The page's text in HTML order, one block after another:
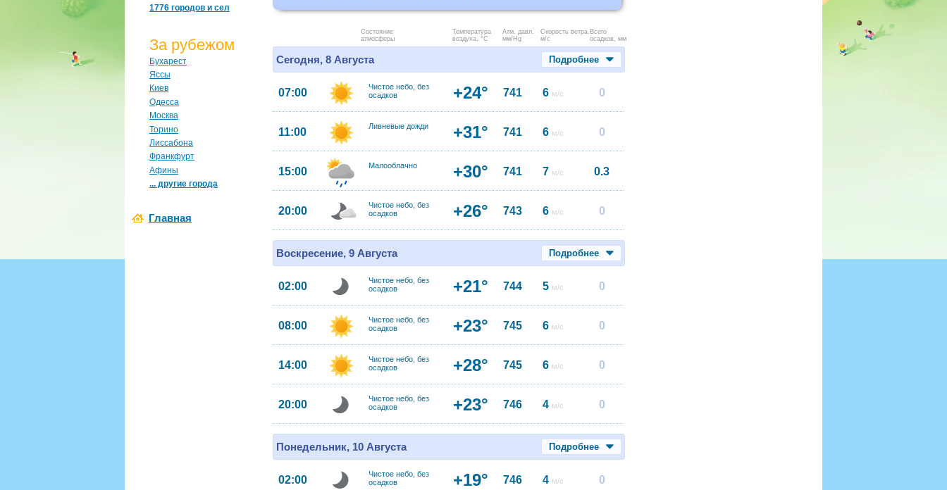
1776 городов и сел
За рубежом
Бухарест
Яссы
Киев
Одесса
Москва
Торино
Лиссабона
Франкфурт
Афины
... другие города
Главная
Состояние
атмосферы
Температура
воздуха, °C
Атм. давл.
мм/Hg
Скорость ветра.
м/с
Всего
осадков, мм
Сегодня, 8 Августа Подробнее
07:00
Чистое небо, без
осадков
+24° 741 6 м/с 0
11:00 Ливневые дожди +31° 741 6 м/с 0
15:00 Малооблачно +30° 741 7 м/с 0.3
20:00
Чистое небо, без
осадков
+26° 743 6 м/с 0
Воскресение, 9 Августа Подробнее
02:00
Чистое небо, без
осадков
+21° 744 5 м/с 0
08:00
Чистое небо, без
осадков
+23° 745 6 м/с 0
14:00
Чистое небо, без
осадков
+28° 745 6 м/с 0
20:00
Чистое небо, без
осадков
+23° 746 4 м/с 0
Понедельник, 10 Августа Подробнее
02:00
Чистое небо, без
осадков
+19° 746 4 м/с 0